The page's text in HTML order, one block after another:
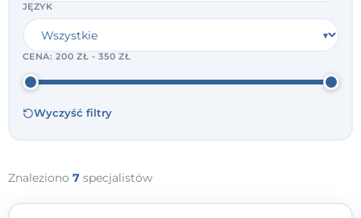
JĘZYK
CENA:200 ZŁ - 350 ZŁ
Wyczyść filtry
Znaleziono 7 specjalistów